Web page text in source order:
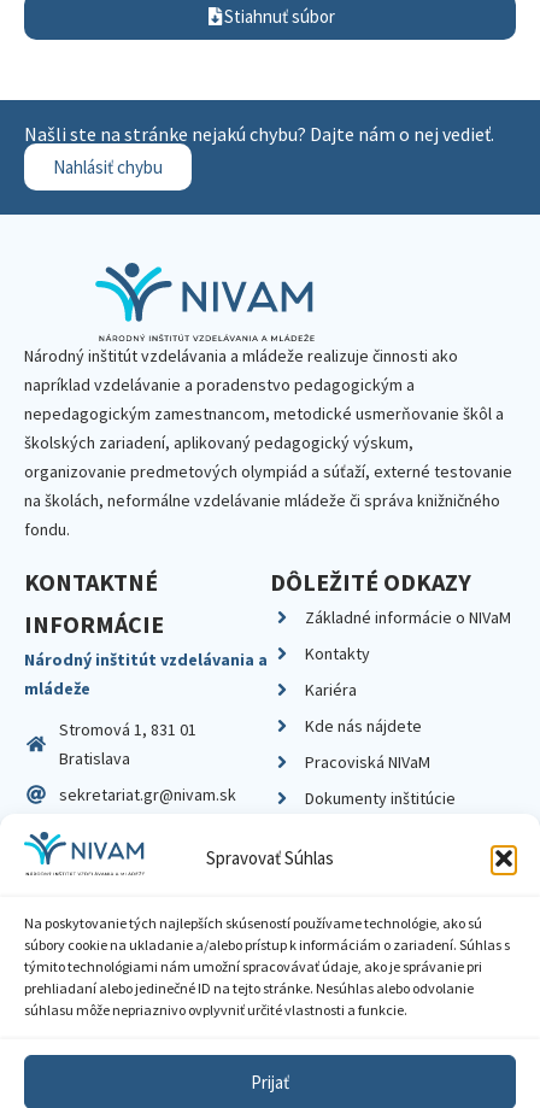
Spravovať Súhlas
Na poskytovanie tých najlepších skúseností používame technológie, ako sú
súbory cookie na ukladanie a/alebo prístup k informáciám o zariadení. Súhlas s
týmito technológiami nám umožní spracovávať údaje, ako je správanie pri
prehliadaní alebo jedinečné ID na tejto stránke. Nesúhlas alebo odvolanie
súhlasu môže nepriaznivo ovplyvniť určité vlastnosti a funkcie.
Prijať
Stiahnuť súbor
Našli ste na stránke nejakú chybu? Dajte nám o nej vedieť.
Nahlásiť chybu
Národný inštitút vzdelávania a mládeže realizuje činnosti ako
napríklad vzdelávanie a poradenstvo pedagogickým a
nepedagogickým zamestnancom, metodické usmerňovanie škôl a
školských zariadení, aplikovaný pedagogický výskum,
organizovanie predmetových olympiád a súťaží, externé testovanie
na školách, neformálne vzdelávanie mládeže či správa knižničného
fondu.
KONTAKTNÉ
INFORMÁCIE
Národný inštitút vzdelávania a
mládeže
Stromová 1, 831 01
Bratislava
sekretariat.gr@nivam.sk
IČO: 00164348
DIČ: 2020798714
DÔLEŽITÉ ODKAZY
Základné informácie o NIVaM
Kontakty
Kariéra
Kde nás nájdete
Pracoviská NIVaM
Dokumenty inštitúcie
Zásady ochrany súkromia
Sprístupnenie informácií